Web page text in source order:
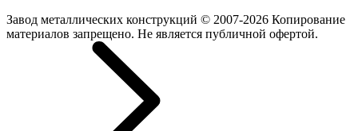
Завод металлических конструкций © 2007-2026 Копирование
материалов запрещено. Не является публичной офертой.